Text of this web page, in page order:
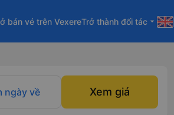
bán vé trên VexereTrở thành đối tác arrow_drop_down
ngày về Xem giá